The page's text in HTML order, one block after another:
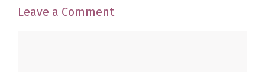
Leave a Comment